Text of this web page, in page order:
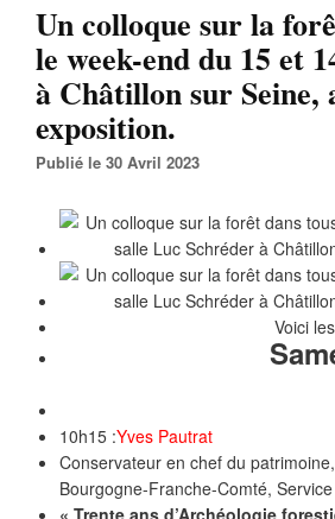
Un colloque sur la
le week-end du 15 et
à Châtillon sur Seine,
exposition.
Publié le 30 Avril 2023
Voici
10h15 :Yves Pautrat
Conservateur en chef du
Bourgogne-Franche-Comté,
« Trente ans d’Archéologie